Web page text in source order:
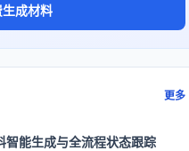
成材料
更多
智能生成与全流程状态跟踪